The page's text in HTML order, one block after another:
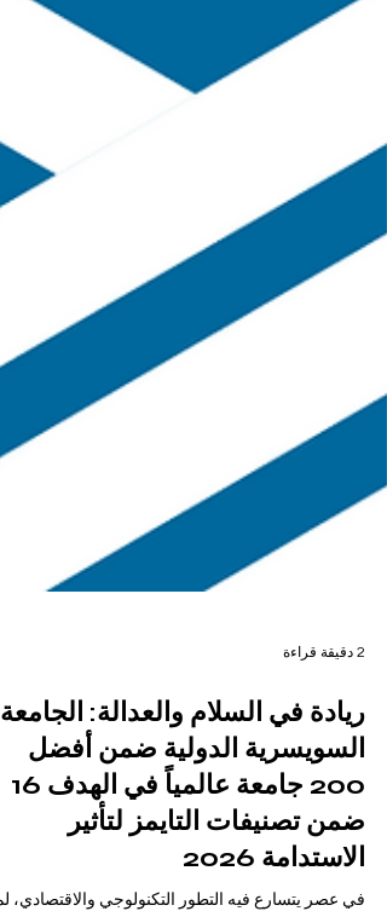
2 دقيقة قراءة
ريادة في السلام والعدالة: الجامعة
السويسرية الدولية ضمن أفضل